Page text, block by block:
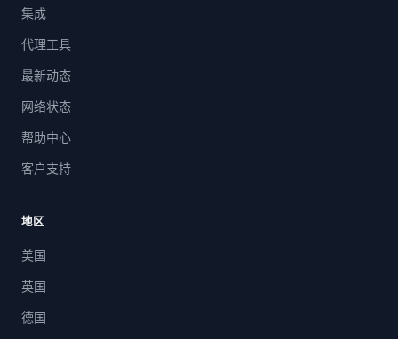
集成
代理工具
最新动态
网络状态
帮助中心
客户支持
地区
美国
英国
德国